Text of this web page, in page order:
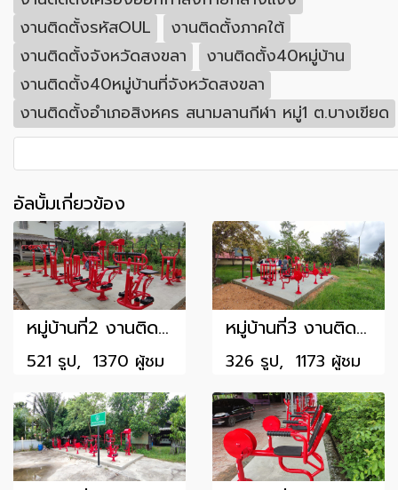
งานติดตั้งรหัสOUL
งานติดตั้งภาคใต้
งานติดตั้งจังหวัดสงขลา
งานติดตั้ง40หมู่บ้าน
งานติดตั้ง40หมู่บ้านที่จังหวัดสงขลา
งานติดตั้งอำเภอสิงหคร สนามลานกีฬา หมู่1 ต.บางเขียด
อัลบั้มเกี่ยวข้อง
หมู่บ้านที่2 งานติดตั้งอำเภอระโนด หมู่2 รพ.สต.แดนสงวน ต.แดนสงวน อ.ระโนด
521 รูป, 1370 ผู้ชม
หมู่บ้านที่3 งานติดตั้งอำเภอกระแสสินธุ์ ลานวัดเชิงแสกลาง หมู่3 ต.เชิงแส
326 รูป, 1173 ผู้ชม